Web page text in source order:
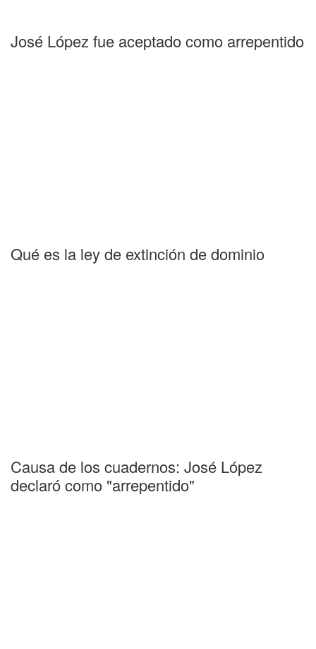
José López fue aceptado como arrepentido
Qué es la ley de extinción de dominio
Causa de los cuadernos: José López
declaró como "arrepentido"